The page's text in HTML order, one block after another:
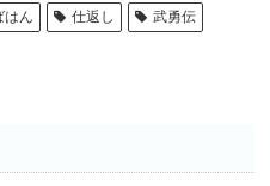
はん 仕返し
武勇伝